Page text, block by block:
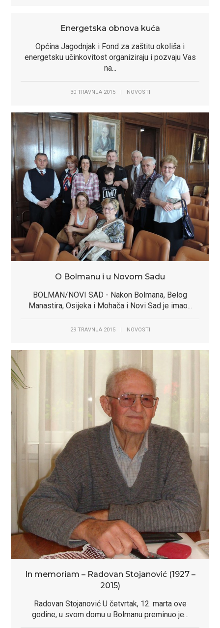
Energetska obnova kuća
Općina Jagodnjak i Fond za zaštitu okoliša i
energetsku učinkovitost organiziraju i pozvaju Vas
na...
30 TRAVNJA 2015 | NOVOSTI
O Bolmanu i u Novom Sadu
BOLMAN/NOVI SAD - Nakon Bolmana, Belog
Manastira, Osijeka i Mohača i Novi Sad je imao...
29 TRAVNJA 2015 | NOVOSTI
In memoriam – Radovan Stojanović (1927 –
2015)
Radovan Stojanović U četvrtak, 12. marta ove
godine, u svom domu u Bolmanu preminuo je...